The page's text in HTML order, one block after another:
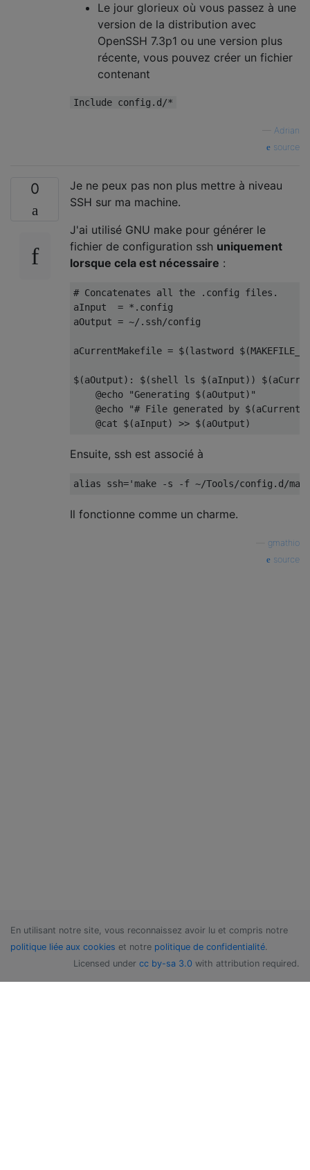
Le jour glorieux où vous passez à une
version de la distribution avec
OpenSSH 7.3p1 ou une version plus
récente, vous pouvez créer un fichier
contenant
Include config.d/*
Adrian
source
0
Je ne peux pas non plus mettre à niveau
SSH sur ma machine.
J'ai utilisé GNU make pour générer le
fichier de configuration ssh uniquement
lorsque cela est nécessaire :
# Concatenates all the .config files.
aInput  = *.config
aOutput = ~/.ssh/config
aCurrentMakefile = $(lastword
$(aOutput): $(shell ls $(aInput))
    @echo "Generating $(aOutput)"
@echo "# File generated by
Ensuite, ssh est associé à
Il fonctionne comme un charme.
gmathio
source
En utilisant notre site, vous reconnaissez avoir lu et compris notre
politique liée aux cookies et notre politique de confidentialité.
Licensed under cc by-sa 3.0 with attribution required.